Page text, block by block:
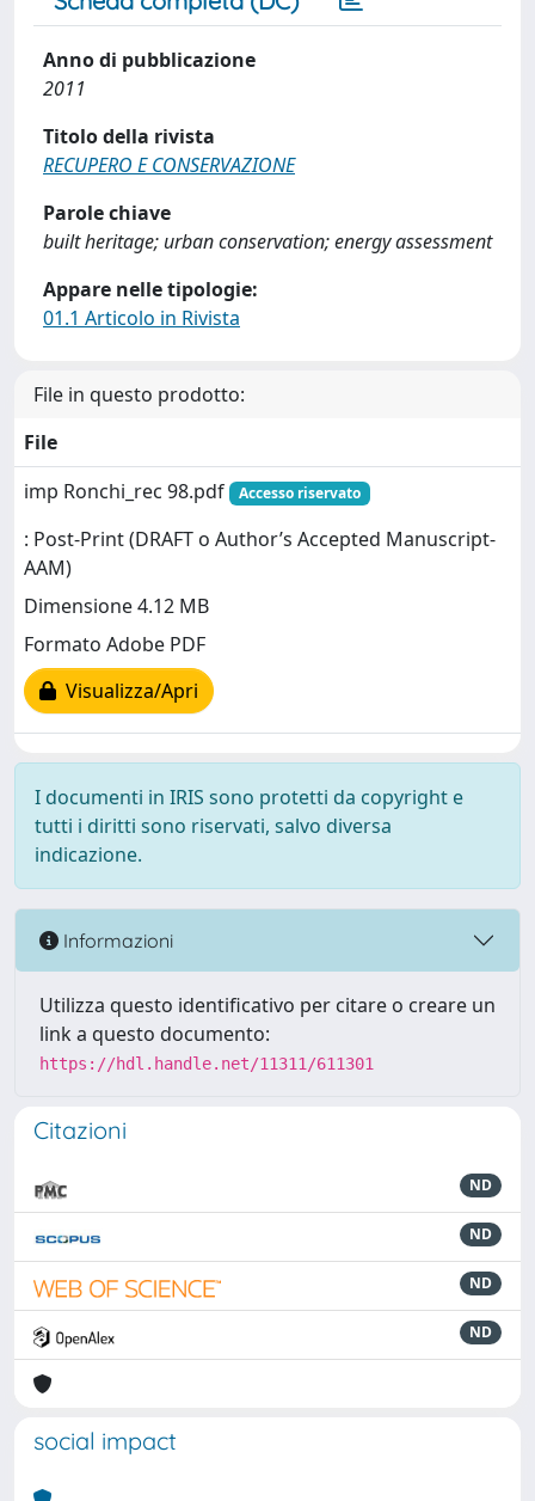
Anno di pubblicazione
2011
Titolo della rivista
RECUPERO E CONSERVAZIONE
Parole chiave
built heritage; urban conservation; energy assessment
Appare nelle tipologie:
01.1 Articolo in Rivista
File in questo prodotto:
File
imp Ronchi_rec 98.pdf
Accesso riservato
: Post-Print (DRAFT o Author’s Accepted Manuscript-
AAM)
Dimensione 4.12 MB
Formato Adobe PDF
Visualizza/Apri
I documenti in IRIS sono protetti da copyright e
tutti i diritti sono riservati, salvo diversa
indicazione.
Informazioni
Utilizza questo identificativo per citare o creare un
link a questo documento:
https://hdl.handle.net/11311/611301
Citazioni
ND
ND
ND
ND
social impact